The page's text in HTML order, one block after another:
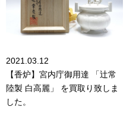
2021.03.12
【香炉】宮内庁御用達 「辻常
陸製 白高麗」 を買取り致しま
した。